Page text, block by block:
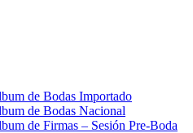
de Bodas Importado
de Bodas Nacional
de Firmas – Sesión Pre-Boda